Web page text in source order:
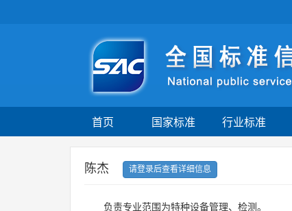
首页 国家标准 行业标准
陈杰 请登录后查看详细信息
负责专业范围为特种设备管理、检测。